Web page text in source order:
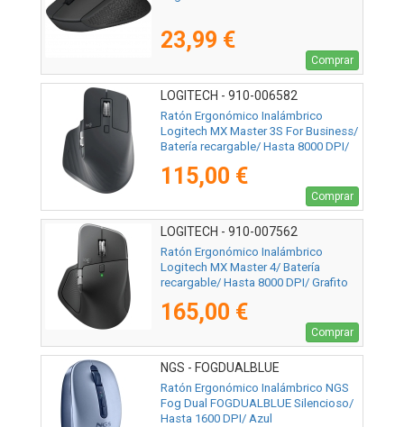
23,99 €
Comprar
LOGITECH - 910-006582
Ratón Ergonómico Inalámbrico
Logitech MX Master 3S For Business/
Batería recargable/ Hasta 8000 DPI/
115,00 €
Comprar
LOGITECH - 910-007562
Ratón Ergonómico Inalámbrico
Logitech MX Master 4/ Batería
recargable/ Hasta 8000 DPI/ Grafito
165,00 €
Comprar
NGS - FOGDUALBLUE
Ratón Ergonómico Inalámbrico NGS
Fog Dual FOGDUALBLUE Silencioso/
Hasta 1600 DPI/ Azul